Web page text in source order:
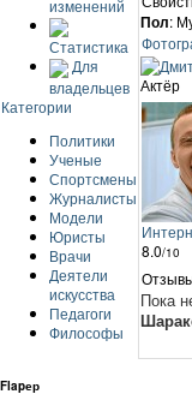
изменений
Статистика
Для
владельцев
Категории
Политики
Ученые
Спортсмены
Журналисты
Модели
Юристы
Врачи
Деятели
искусства
Педагоги
Философы
Пол:
Актёр
8.0/10
Пока
Flapер